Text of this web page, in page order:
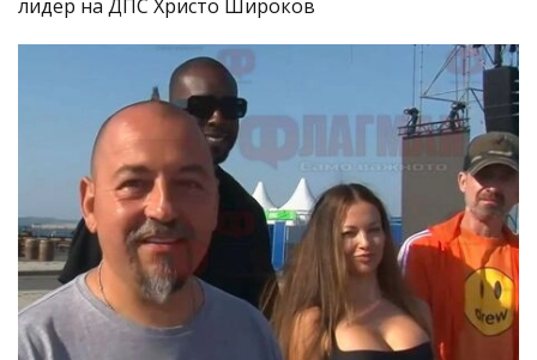
лидер на ДПС Христо Широков